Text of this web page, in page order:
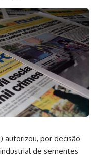
autorizou, por decisão
de sementes